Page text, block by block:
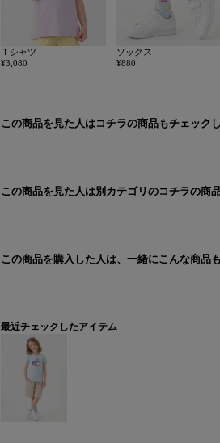
Ｔシャツ
¥3,080
ソックス
¥880
この商品を見た人はコチラの商品もチェック
この商品を見た人は別カテゴリのコチラの商
この商品を購入した人は、一緒にこんな商品
最近チェックしたアイテム